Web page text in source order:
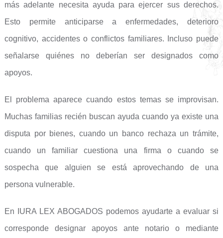
más adelante necesita ayuda para ejercer sus derechos.
Esto permite anticiparse a enfermedades, deterioro
cognitivo, accidentes o conflictos familiares. Incluso puede
señalarse quiénes no deberían ser designados como
apoyos.
El problema aparece cuando estos temas se improvisan.
Muchas familias recién buscan ayuda cuando ya existe una
disputa por bienes, cuando un banco rechaza un trámite,
cuando un familiar cuestiona una firma o cuando se
sospecha que alguien se está aprovechando de una
persona vulnerable.
En IURA LEX ABOGADOS podemos ayudarte a evaluar si
corresponde designar apoyos ante notario o mediante